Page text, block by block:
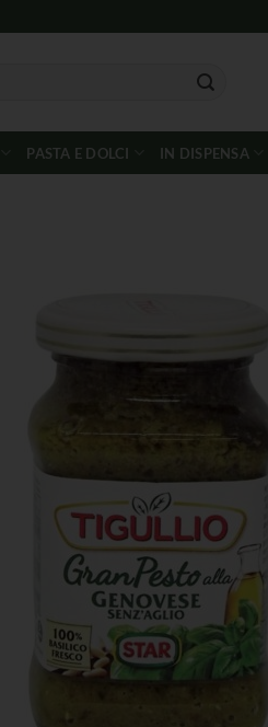
PASTA E DOLCI IN DISPENSA